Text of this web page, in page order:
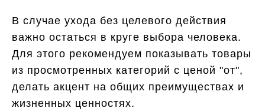
В случае ухода без целевого действия
важно остаться в круге выбора человека.
Для этого рекомендуем показывать товары
из просмотренных категорий с ценой "от",
делать акцент на общих преимуществах и
жизненных ценностях.